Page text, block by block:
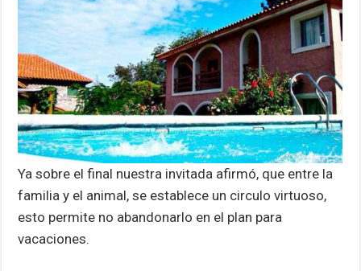
Ya sobre el final nuestra invitada afirmó, que entre la
familia y el animal, se establece un circulo virtuoso,
esto permite no abandonarlo en el plan para
vacaciones.